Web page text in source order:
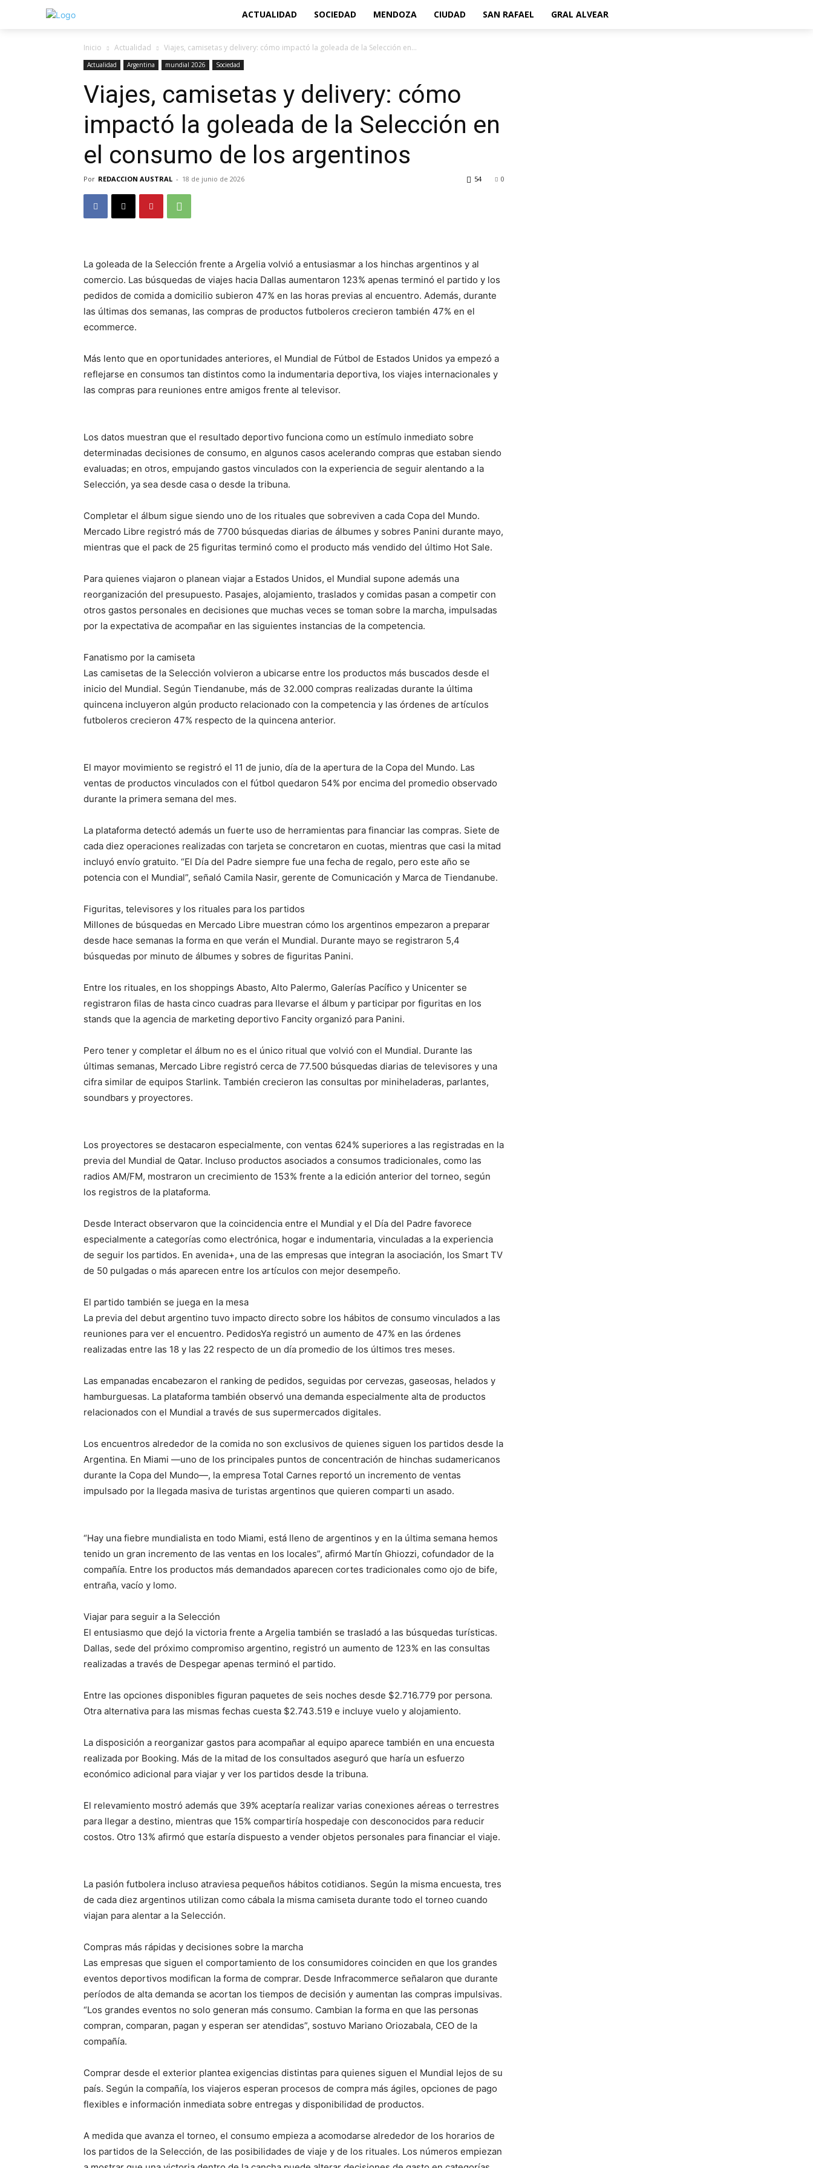
ACTUALIDAD SOCIEDAD MENDOZA CIUDAD SAN RAFAEL GRAL ALVEAR
Inicio Actualidad Viajes, camisetas y delivery: cómo impactó la goleada de la Selección en...
Actualidad Argentina mundial 2026 Sociedad
Viajes, camisetas y delivery: cómo
impactó la goleada de la Selección en
el consumo de los argentinos
Por REDACCION AUSTRAL - 18 de junio de 2026 0
54
La goleada de la Selección frente a Argelia volvió a entusiasmar a los hinchas argentinos y al
comercio. Las búsquedas de viajes hacia Dallas aumentaron 123% apenas terminó el partido y los
pedidos de comida a domicilio subieron 47% en las horas previas al encuentro. Además, durante
las últimas dos semanas, las compras de productos futboleros crecieron también 47% en el
ecommerce.
Más lento que en oportunidades anteriores, el Mundial de Fútbol de Estados Unidos ya empezó a
reflejarse en consumos tan distintos como la indumentaria deportiva, los viajes internacionales y
las compras para reuniones entre amigos frente al televisor.
Los datos muestran que el resultado deportivo funciona como un estímulo inmediato sobre
determinadas decisiones de consumo, en algunos casos acelerando compras que estaban siendo
evaluadas; en otros, empujando gastos vinculados con la experiencia de seguir alentando a la
Selección, ya sea desde casa o desde la tribuna.
Completar el álbum sigue siendo uno de los rituales que sobreviven a cada Copa del Mundo.
Mercado Libre registró más de 7700 búsquedas diarias de álbumes y sobres Panini durante mayo,
mientras que el pack de 25 figuritas terminó como el producto más vendido del último Hot Sale.
Para quienes viajaron o planean viajar a Estados Unidos, el Mundial supone además una
reorganización del presupuesto. Pasajes, alojamiento, traslados y comidas pasan a competir con
otros gastos personales en decisiones que muchas veces se toman sobre la marcha, impulsadas
por la expectativa de acompañar en las siguientes instancias de la competencia.
Fanatismo por la camiseta
Las camisetas de la Selección volvieron a ubicarse entre los productos más buscados desde el
inicio del Mundial. Según Tiendanube, más de 32.000 compras realizadas durante la última
quincena incluyeron algún producto relacionado con la competencia y las órdenes de artículos
futboleros crecieron 47% respecto de la quincena anterior.
El mayor movimiento se registró el 11 de junio, día de la apertura de la Copa del Mundo. Las
ventas de productos vinculados con el fútbol quedaron 54% por encima del promedio observado
durante la primera semana del mes.
La plataforma detectó además un fuerte uso de herramientas para financiar las compras. Siete de
cada diez operaciones realizadas con tarjeta se concretaron en cuotas, mientras que casi la mitad
incluyó envío gratuito. “El Día del Padre siempre fue una fecha de regalo, pero este año se
potencia con el Mundial”, señaló Camila Nasir, gerente de Comunicación y Marca de Tiendanube.
Figuritas, televisores y los rituales para los partidos
Millones de búsquedas en Mercado Libre muestran cómo los argentinos empezaron a preparar
desde hace semanas la forma en que verán el Mundial. Durante mayo se registraron 5,4
búsquedas por minuto de álbumes y sobres de figuritas Panini.
Entre los rituales, en los shoppings Abasto, Alto Palermo, Galerías Pacífico y Unicenter se
registraron filas de hasta cinco cuadras para llevarse el álbum y participar por figuritas en los
stands que la agencia de marketing deportivo Fancity organizó para Panini.
Pero tener y completar el álbum no es el único ritual que volvió con el Mundial. Durante las
últimas semanas, Mercado Libre registró cerca de 77.500 búsquedas diarias de televisores y una
cifra similar de equipos Starlink. También crecieron las consultas por miniheladeras, parlantes,
soundbars y proyectores.
Los proyectores se destacaron especialmente, con ventas 624% superiores a las registradas en la
previa del Mundial de Qatar. Incluso productos asociados a consumos tradicionales, como las
radios AM/FM, mostraron un crecimiento de 153% frente a la edición anterior del torneo, según
los registros de la plataforma.
Desde Interact observaron que la coincidencia entre el Mundial y el Día del Padre favorece
especialmente a categorías como electrónica, hogar e indumentaria, vinculadas a la experiencia
de seguir los partidos. En avenida+, una de las empresas que integran la asociación, los Smart TV
de 50 pulgadas o más aparecen entre los artículos con mejor desempeño.
El partido también se juega en la mesa
La previa del debut argentino tuvo impacto directo sobre los hábitos de consumo vinculados a las
reuniones para ver el encuentro. PedidosYa registró un aumento de 47% en las órdenes
realizadas entre las 18 y las 22 respecto de un día promedio de los últimos tres meses.
Las empanadas encabezaron el ranking de pedidos, seguidas por cervezas, gaseosas, helados y
hamburguesas. La plataforma también observó una demanda especialmente alta de productos
relacionados con el Mundial a través de sus supermercados digitales.
Los encuentros alrededor de la comida no son exclusivos de quienes siguen los partidos desde la
Argentina. En Miami —uno de los principales puntos de concentración de hinchas sudamericanos
durante la Copa del Mundo—, la empresa Total Carnes reportó un incremento de ventas
impulsado por la llegada masiva de turistas argentinos que quieren comparti un asado.
“Hay una fiebre mundialista en todo Miami, está lleno de argentinos y en la última semana hemos
tenido un gran incremento de las ventas en los locales”, afirmó Martín Ghiozzi, cofundador de la
compañía. Entre los productos más demandados aparecen cortes tradicionales como ojo de bife,
entraña, vacío y lomo.
Viajar para seguir a la Selección
El entusiasmo que dejó la victoria frente a Argelia también se trasladó a las búsquedas turísticas.
Dallas, sede del próximo compromiso argentino, registró un aumento de 123% en las consultas
realizadas a través de Despegar apenas terminó el partido.
Entre las opciones disponibles figuran paquetes de seis noches desde $2.716.779 por persona.
Otra alternativa para las mismas fechas cuesta $2.743.519 e incluye vuelo y alojamiento.
La disposición a reorganizar gastos para acompañar al equipo aparece también en una encuesta
realizada por Booking. Más de la mitad de los consultados aseguró que haría un esfuerzo
económico adicional para viajar y ver los partidos desde la tribuna.
El relevamiento mostró además que 39% aceptaría realizar varias conexiones aéreas o terrestres
para llegar a destino, mientras que 15% compartiría hospedaje con desconocidos para reducir
costos. Otro 13% afirmó que estaría dispuesto a vender objetos personales para financiar el viaje.
La pasión futbolera incluso atraviesa pequeños hábitos cotidianos. Según la misma encuesta, tres
de cada diez argentinos utilizan como cábala la misma camiseta durante todo el torneo cuando
viajan para alentar a la Selección.
Compras más rápidas y decisiones sobre la marcha
Las empresas que siguen el comportamiento de los consumidores coinciden en que los grandes
eventos deportivos modifican la forma de comprar. Desde Infracommerce señalaron que durante
períodos de alta demanda se acortan los tiempos de decisión y aumentan las compras impulsivas.
“Los grandes eventos no solo generan más consumo. Cambian la forma en que las personas
compran, comparan, pagan y esperan ser atendidas”, sostuvo Mariano Oriozabala, CEO de la
compañía.
Comprar desde el exterior plantea exigencias distintas para quienes siguen el Mundial lejos de su
país. Según la compañía, los viajeros esperan procesos de compra más ágiles, opciones de pago
flexibles e información inmediata sobre entregas y disponibilidad de productos.
A medida que avanza el torneo, el consumo empieza a acomodarse alrededor de los horarios de
los partidos de la Selección, de las posibilidades de viaje y de los rituales. Los números empiezan